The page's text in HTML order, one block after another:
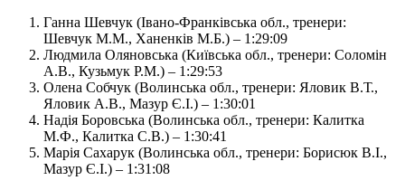
Ганна Шевчук (Івано-Франківська обл., тренери:
Шевчук М.М., Ханенків М.Б.) – 1:29:09
Людмила Оляновська (Київська обл., тренери: Соломін
А.В., Кузьмук Р.М.) – 1:29:53
Олена Собчук (Волинська обл., тренери: Яловик В.Т.,
Яловик А.В., Мазур Є.І.) – 1:30:01
Надія Боровська (Волинська обл., тренери: Калитка
М.Ф., Калитка С.В.) – 1:30:41
Марія Сахарук (Волинська обл., тренери: Борисюк В.І.,
Мазур Є.І.) – 1:31:08